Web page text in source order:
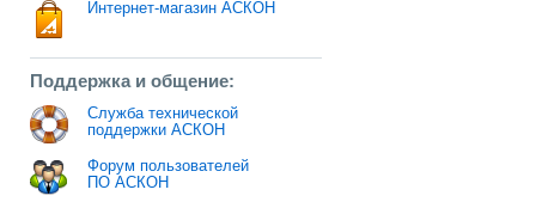
Интернет-магазин АСКОН
Поддержка и общение:
Служба технической
поддержки АСКОН
Форум пользователей
ПО АСКОН